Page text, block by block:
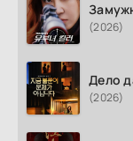
(2026)
Дело
(2026)